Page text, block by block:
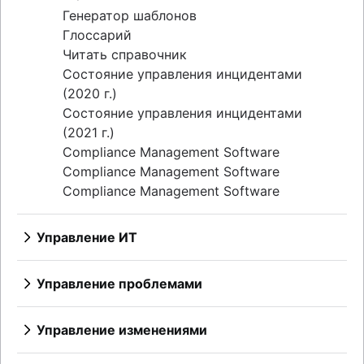
Как разработать план аварийного
восстановления работы ИТ
Примеры планов аварийного
восстановления
Рекомендации по отслеживанию багов
Отчеты
Собрание
Хронологии
Пять «почему»
Публично и приватно
График дежурств
Автоматизируйте оповещения
клиентов
Обзор
Реагирование на инциденты
Ретроспективы
Генератор шаблонов
Глоссарий
Читать справочник
Состояние управления инцидентами
(2020 г.)
Состояние управления инцидентами
(2021 г.)
Compliance Management Software
Compliance Management Software
Compliance Management Software
Управление ИТ
Обзор
Управление проблемами
Обзор
Управление изменениями
Обзор